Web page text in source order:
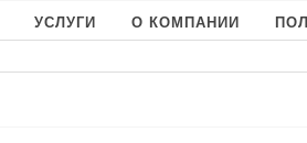
УСЛУГИ О КОМПАНИИ